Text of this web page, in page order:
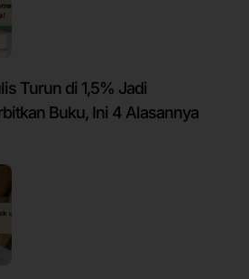
Turun di 1,5% Jadi
Buku, Ini 4 Alasannya